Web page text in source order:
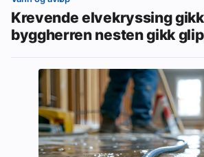
Krevende elvekryssing
byggherren nesten gikk